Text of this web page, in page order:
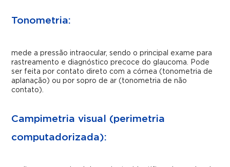
Tonometria:
mede a pressão intraocular, sendo o principal exame para
rastreamento e diagnóstico precoce do glaucoma. Pode
ser feita por contato direto com a córnea (tonometria de
aplanação) ou por sopro de ar (tonometria de não
contato).
Campimetria visual (perimetria
computadorizada):